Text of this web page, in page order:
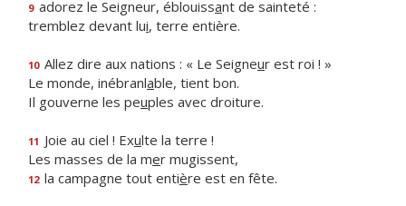
9 adorez le Seigneur, éblouissant de sainteté :
tremblez devant lui, terre entière.
10 Allez dire aux nations : « Le Seigneur est roi ! »
Le monde, inébranlable, tient bon.
Il gouverne les peuples avec droiture.
11 Joie au ciel ! Exulte la terre !
Les masses de la mer mugissent,
12 la campagne tout entière est en fête.